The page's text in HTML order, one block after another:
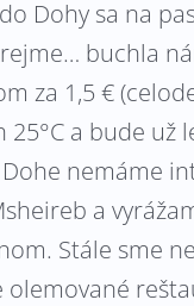
Dohy sa na
buchla
za 1,5 €
a bude
nemáme
a
Stále sme